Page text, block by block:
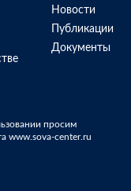
Новости
Публикации
Документы
просим
www.sova-center.ru